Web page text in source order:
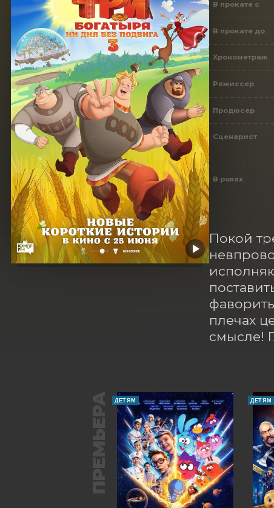
В прокате с
В прокате до
Хронометраж
Режиссер
Продюсер
Сценарист
В ролях
Покой
плечах
смысле!
ПРЕМЬЕРА ДЕТЯМ ДЕТЯМ